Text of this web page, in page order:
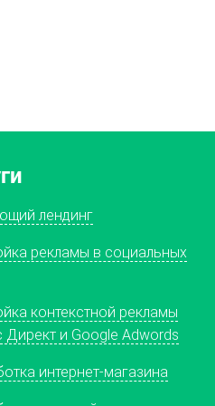
лендинг
рекламы в социальных
контекстной рекламы
Директ и Google Adwords
интернет-магазина